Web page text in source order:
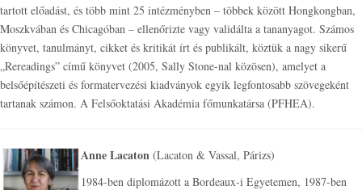
tartott előadást, és több mint 25 intézményben – többek között Hongkongban,
Moszkvában és Chicagóban – ellenőrizte vagy validálta a tananyagot. Számos
könyvet, tanulmányt, cikket és kritikát írt és publikált, köztük a nagy sikerű
„Rereadings” című könyvet (2005, Sally Stone-nal közösen), amelyet a
belsőépítészeti és formatervezési kiadványok egyik legfontosabb szövegeként
tartanak számon. A Felsőoktatási Akadémia főmunkatársa (PFHEA).
Anne Lacaton (Lacaton & Vassal, Párizs)
1984-ben diplomázott a Bordeaux-i Egyetemen, 1987-ben